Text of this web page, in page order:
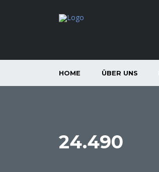
HOME ÜBER UNS
24.490